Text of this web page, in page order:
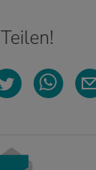
Teilen!